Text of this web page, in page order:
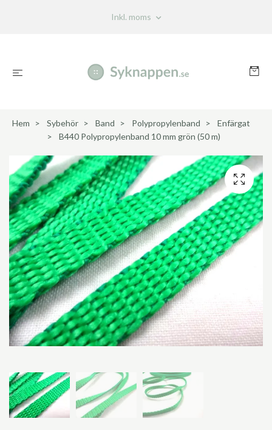
Inkl. moms
Hem Sybehör Band Polypropylenband
Enfärgat
B440 Polypropylenband 10 mm grön (50 m)